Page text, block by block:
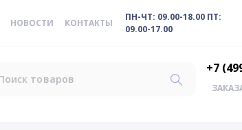
НОВОСТИ КОНТАКТЫ
ПН-ЧТ: 09.00-18.00 ПТ:
09.00-17.00
+7